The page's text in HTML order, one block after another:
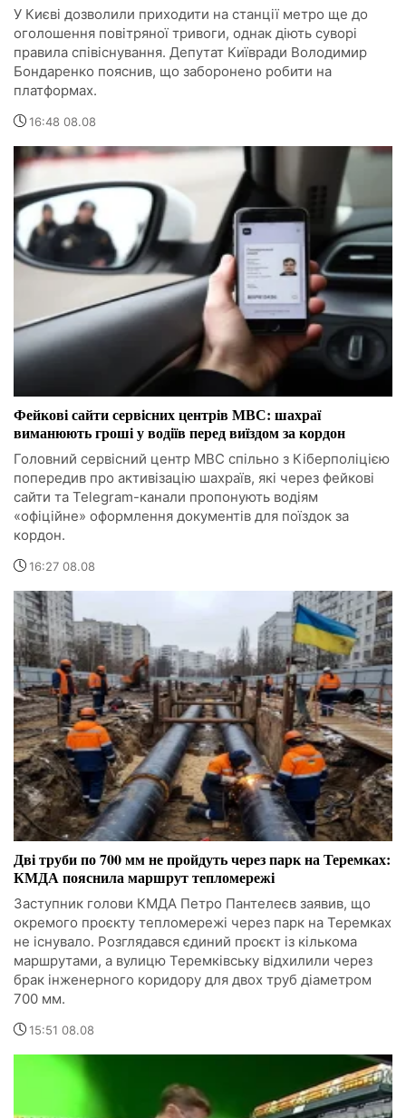
У Києві дозволили приходити на станції метро ще до
оголошення повітряної тривоги, однак діють суворі
правила співіснування. Депутат Київради Володимир
Бондаренко пояснив, що заборонено робити на
платформах.
16:48 08.08
Фейкові сайти сервісних центрів МВС: шахраї
виманюють гроші у водіїв перед виїздом за кордон
Головний сервісний центр МВС спільно з Кіберполіцією
попередив про активізацію шахраїв, які через фейкові
сайти та Telegram-канали пропонують водіям
«офіційне» оформлення документів для поїздок за
кордон.
16:27 08.08
Дві труби по 700 мм не пройдуть через парк на Теремках:
КМДА пояснила маршрут тепломережі
Заступник голови КМДА Петро Пантелеєв заявив, що
окремого проєкту тепломережі через парк на Теремках
не існувало. Розглядався єдиний проєкт із кількома
маршрутами, а вулицю Теремківську відхилили через
брак інженерного коридору для двох труб діаметром
700 мм.
15:51 08.08